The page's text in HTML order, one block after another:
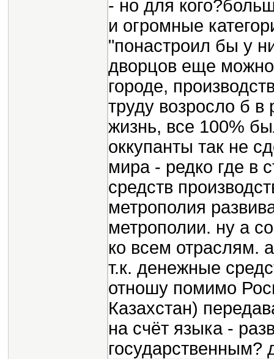
- но для
и огромные
"понастроил бы у
дворцов еще
городе,
труду возросло б
жизнь, все 100%
оккупанты так не
мира - редко где в
средств
метрополия
метрополии. ну а
ко всем отраслям.
т.к. денежные
отношу помимо
Казахстан)
на счёт языка -
государственным?